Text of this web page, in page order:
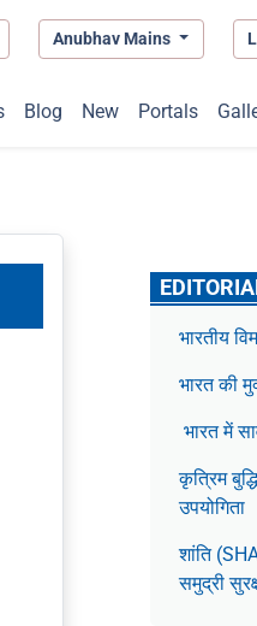
Anubhav Mains
Blog New Portals
भारतीय
भारत की
भारत में
कृत्रिम
उपयोगिता
शांति
समुद्री